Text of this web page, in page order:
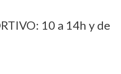
10 a 14h y de